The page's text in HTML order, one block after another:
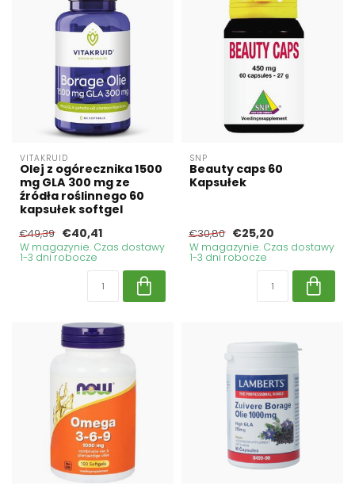
VITAKRUID
Olej z ogórecznika 1500
mg GLA 300 mg ze
źródła roślinnego 60
kapsułek softgel
€49,39 €40,41
W magazynie. Czas dostawy
1-3 dni robocze
SNP
Beauty caps 60
Kapsułek
€30,80 €25,20
W magazynie. Czas dostawy
1-3 dni robocze